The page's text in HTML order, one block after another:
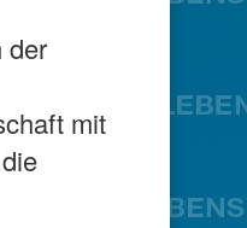
der
mit